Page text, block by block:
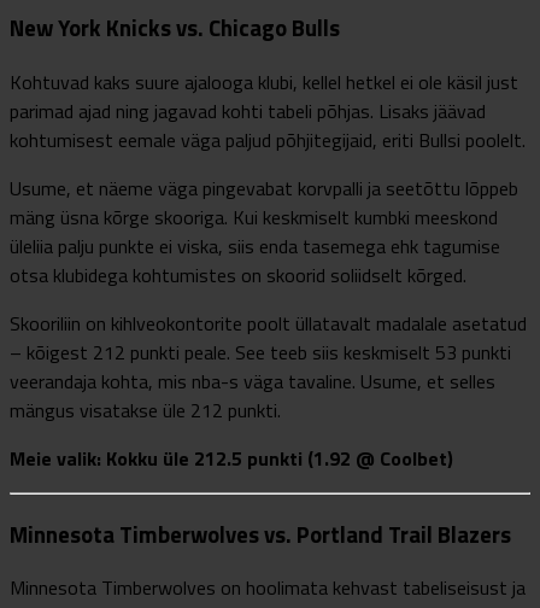
New York Knicks vs. Chicago Bulls
Kohtuvad kaks suure ajalooga klubi, kellel hetkel ei ole käsil just
parimad ajad ning jagavad kohti tabeli põhjas. Lisaks jäävad
kohtumisest eemale väga paljud põhjitegijaid, eriti Bullsi poolelt.
Usume, et näeme väga pingevabat korvpalli ja seetõttu lõppeb
mäng üsna kõrge skooriga. Kui keskmiselt kumbki meeskond
üleliia palju punkte ei viska, siis enda tasemega ehk tagumise
otsa klubidega kohtumistes on skoorid soliidselt kõrged.
Skooriliin on kihlveokontorite poolt üllatavalt madalale asetatud
– kõigest 212 punkti peale. See teeb siis keskmiselt 53 punkti
veerandaja kohta, mis nba-s väga tavaline. Usume, et selles
mängus visatakse üle 212 punkti.
Meie valik: Kokku üle 212.5 punkti (1.92 @ Coolbet)
Minnesota Timberwolves vs. Portland Trail Blazers
Minnesota Timberwolves on hoolimata kehvast tabeliseisust ja